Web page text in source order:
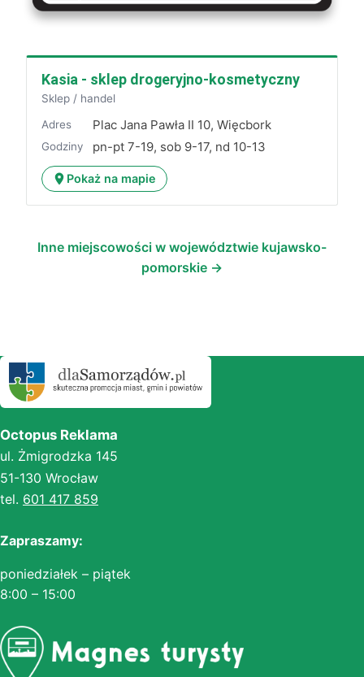
Kasia - sklep drogeryjno-kosmetyczny
Sklep / handel
Adres Plac Jana Pawła II 10, Więcbork
Godziny pn-pt 7-19, sob 9-17, nd 10-13
Pokaż na mapie
Inne miejscowości w województwie kujawsko-
pomorskie →
Octopus Reklama
ul. Żmigrodzka 145
51-130 Wrocław
tel. 601 417 859
Zapraszamy:
poniedziałek – piątek
8:00 – 15:00